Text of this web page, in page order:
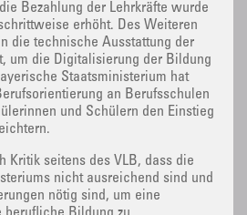
Bezahlung der Lehrkräfte wurde
erhöht. Des Weiteren
die technische Ausstattung der
um die Digitalisierung der Bildung
Staatsministerium hat
an Berufsschulen
und Schülern den Einstieg
Kritik seitens des VLB, dass die
nicht ausreichend sind und
nötig sind, um eine